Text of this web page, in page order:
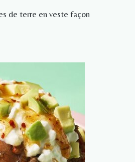
de terre en veste façon